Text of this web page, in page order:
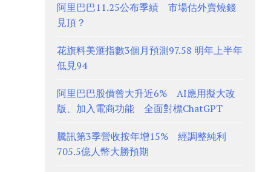
阿里巴巴11.25公布季績 市場估外賣燒錢
見頂？
花旗料美滙指數3個月預測97.58 明年上半年
低見94
阿里巴巴股價曾大升近6% AI應用擬大改
版、加入電商功能 全面對標ChatGPT
騰訊第3季營收按年增15% 經調整純利
705.5億人幣大勝預期